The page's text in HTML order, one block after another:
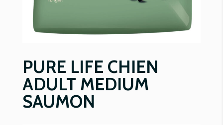
PURE LIFE CHIEN
ADULT MEDIUM
SAUMON